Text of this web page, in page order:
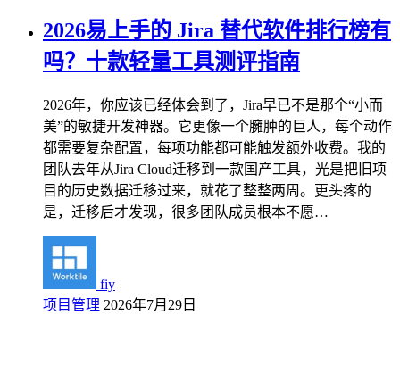
2026易上手的 Jira 替代软件排行榜有
吗？十款轻量工具测评指南
2026年，你应该已经体会到了，Jira早已不是那个“小而
美”的敏捷开发神器。它更像一个臃肿的巨人，每个动作
都需要复杂配置，每项功能都可能触发额外收费。我的
团队去年从Jira Cloud迁移到一款国产工具，光是把旧项
目的历史数据迁移过来，就花了整整两周。更头疼的
是，迁移后才发现，很多团队成员根本不愿…
fiy
项目管理 2026年7月29日